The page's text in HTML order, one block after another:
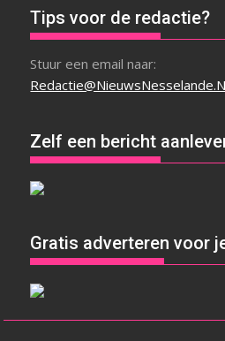
Tips voor de redactie?
Stuur een email naar:
Zelf een bericht
Gratis adverteren voor